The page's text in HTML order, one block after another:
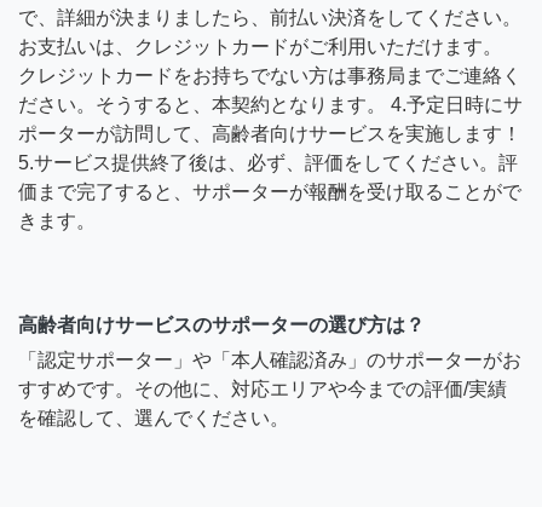
で、詳細が決まりましたら、前払い決済をしてください。
お支払いは、クレジットカードがご利用いただけます。
クレジットカードをお持ちでない方は事務局までご連絡く
ださい。そうすると、本契約となります。 4.予定日時にサ
ポーターが訪問して、高齢者向けサービスを実施します！
5.サービス提供終了後は、必ず、評価をしてください。評
価まで完了すると、サポーターが報酬を受け取ることがで
きます。
高齢者向けサービスのサポーターの選び方は？
「認定サポーター」や「本人確認済み」のサポーターがお
すすめです。その他に、対応エリアや今までの評価/実績
を確認して、選んでください。